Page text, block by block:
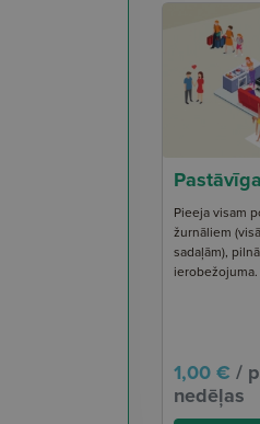
Pieeja visam
žurnāliem
sadaļām),
ierobežojuma.
1,00 € /
nedēļas